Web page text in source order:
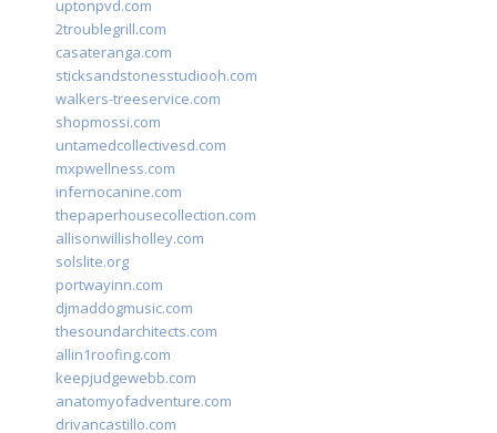
uptonpvd.com
2troublegrill.com
casateranga.com
sticksandstonesstudiooh.com
walkers-treeservice.com
shopmossi.com
untamedcollectivesd.com
mxpwellness.com
infernocanine.com
thepaperhousecollection.com
allisonwillisholley.com
solslite.org
portwayinn.com
djmaddogmusic.com
thesoundarchitects.com
allin1roofing.com
keepjudgewebb.com
anatomyofadventure.com
drivancastillo.com